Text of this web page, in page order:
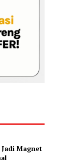
Jadi Magnet